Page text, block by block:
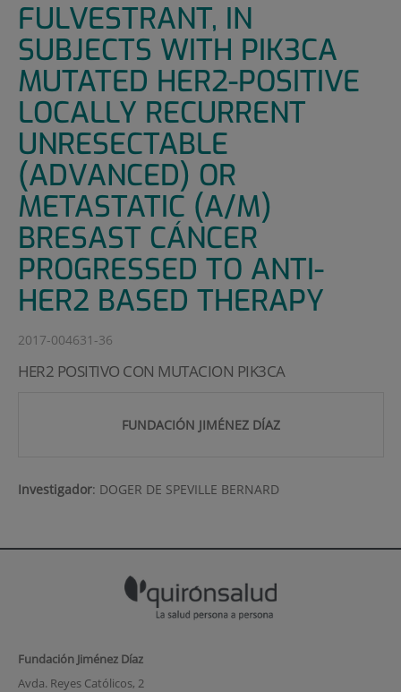
FULVESTRANT, IN
SUBJECTS WITH PIK3CA
MUTATED HER2-POSITIVE
LOCALLY RECURRENT
UNRESECTABLE
(ADVANCED) OR
METASTATIC (A/M)
BRESAST CÁNCER
PROGRESSED TO ANTI-
HER2 BASED THERAPY
2017-004631-36
HER2 POSITIVO CON MUTACION PIK3CA
FUNDACIÓN JIMÉNEZ DÍAZ
Investigador: DOGER DE SPEVILLE BERNARD
Fundación Jiménez Díaz
Avda. Reyes Católicos, 2